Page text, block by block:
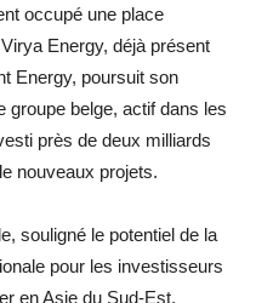
occupé une place
Energy, déjà présent
Energy, poursuit son
groupe belge, actif dans les
près de deux milliards
nouveaux projets.
souligné le potentiel de la
pour les investisseurs
en Asie du Sud-Est.